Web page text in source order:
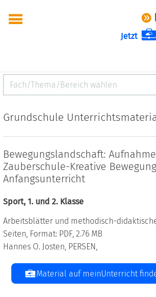
Jetzt
Fach/Thema/Bereich wählen
Grundschule
Bewegungslandschaft:
Zauberschule-Kreative
Anfangsunterricht
Sport, 1. und 2. Klasse
Arbeitsblätter und methodisch-
Seiten, Format: PDF, 2.76 MB
Hannes O. Josten, PERSEN,
Material auf meinUnterricht